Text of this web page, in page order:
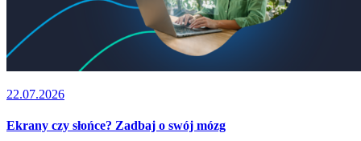
22.07.2026
Ekrany czy słońce? Zadbaj o swój mózg